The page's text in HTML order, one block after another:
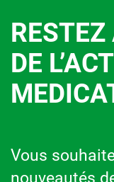
DE
Vous